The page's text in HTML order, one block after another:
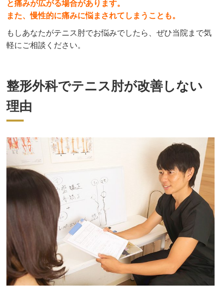
と痛みが広がる場合があります。
また、慢性的に痛みに悩まされてしまうことも。
もしあなたがテニス肘でお悩みでしたら、ぜひ当院まで気
軽にご相談ください。
整形外科でテニス肘が改善しない
理由